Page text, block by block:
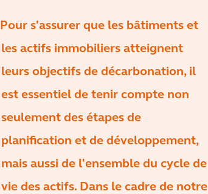
Pour s'assurer que les bâtiments et
les actifs immobiliers atteignent
leurs objectifs de décarbonation, il
est essentiel de tenir compte non
seulement des étapes de
planification et de développement,
mais aussi de l'ensemble du cycle de
vie des actifs. Dans le cadre de notre